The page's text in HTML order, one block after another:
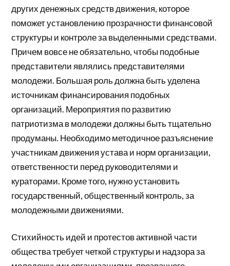
других денежных средств движения, которое
поможет установлению прозрачности финансовой
структуры и контроле за выделенными средствами.
Причем вовсе не обязательно, чтобы подобные
представители являлись представителями
молодежи. Большая роль должна быть уделена
источникам финансирования подобных
организаций. Мероприятия по развитию
патриотизма в молодежи должны быть тщательно
продуманы. Необходимо методичное разъяснение
участникам движения устава и норм организации,
ответственности перед руководителями и
кураторами. Кроме того, нужно установить
государственный, общественный контроль, за
молодежными движениями.
Стихийность идей и протестов активной части
общества требует четкой структуры и надзора за